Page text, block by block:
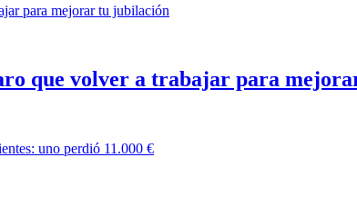
que volver a trabajar para